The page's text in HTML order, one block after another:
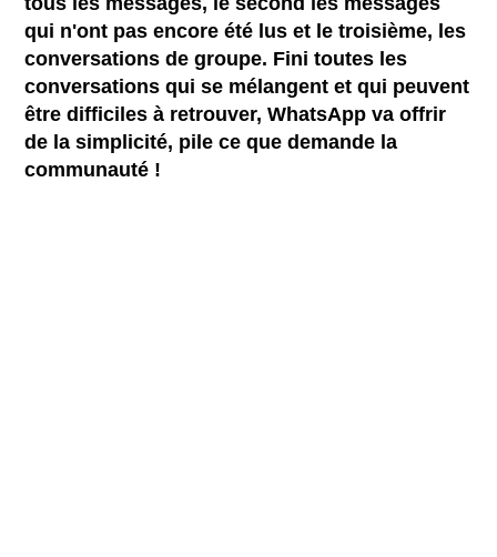
qui n'ont pas encore été lus et le troisième, les
conversations de groupe. Fini toutes les
conversations qui se mélangent et qui peuvent
être difficiles à retrouver, WhatsApp va offrir
de la simplicité, pile ce que demande la
communauté !